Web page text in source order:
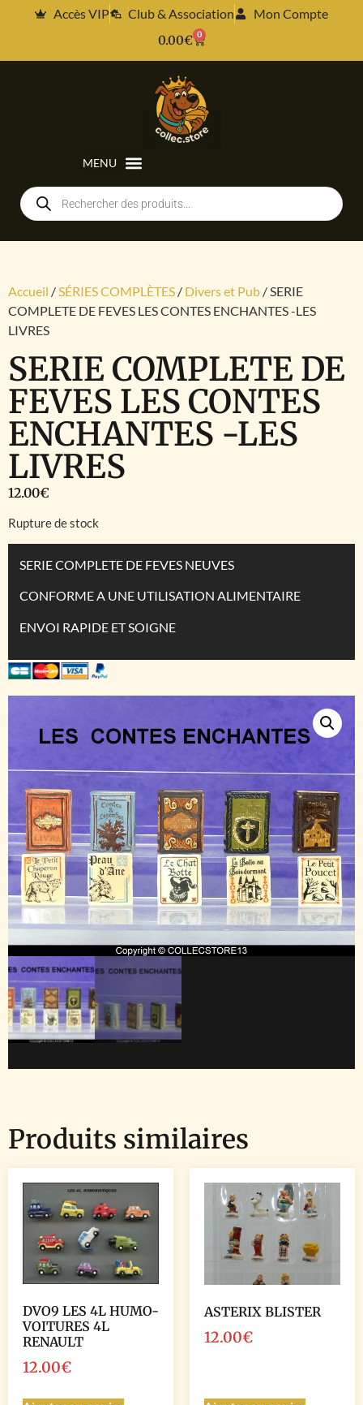
Accès VIP Club & Association
Mon Compte
0.00€ 0
Accueil /SÉRIES COMPLÈTES / Divers et Pub / SERIE
COMPLETE DE FEVES LES CONTES ENCHANTES -LES
LIVRES
SERIE COMPLETE DE
FEVES LES CONTES
ENCHANTES -LES
LIVRES
12.00€
Rupture de stock
SERIE COMPLETE DE FEVES NEUVES
CONFORME A UNE UTILISATION ALIMENTAIRE
ENVOI RAPIDE ET SOIGNE
Produits similaires
DVO9 LES 4L HUMO-
VOITURES 4L
RENAULT
12.00€
ASTERIX BLISTER
12.00€